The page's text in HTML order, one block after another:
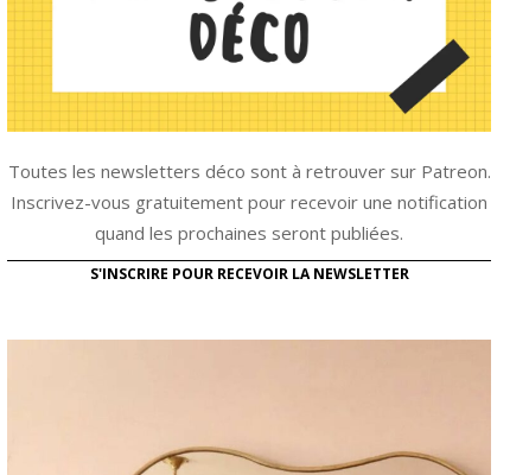
Toutes les newsletters déco sont à retrouver sur Patreon.
Inscrivez-vous gratuitement pour recevoir une notification
quand les prochaines seront publiées.
S'INSCRIRE POUR RECEVOIR LA NEWSLETTER